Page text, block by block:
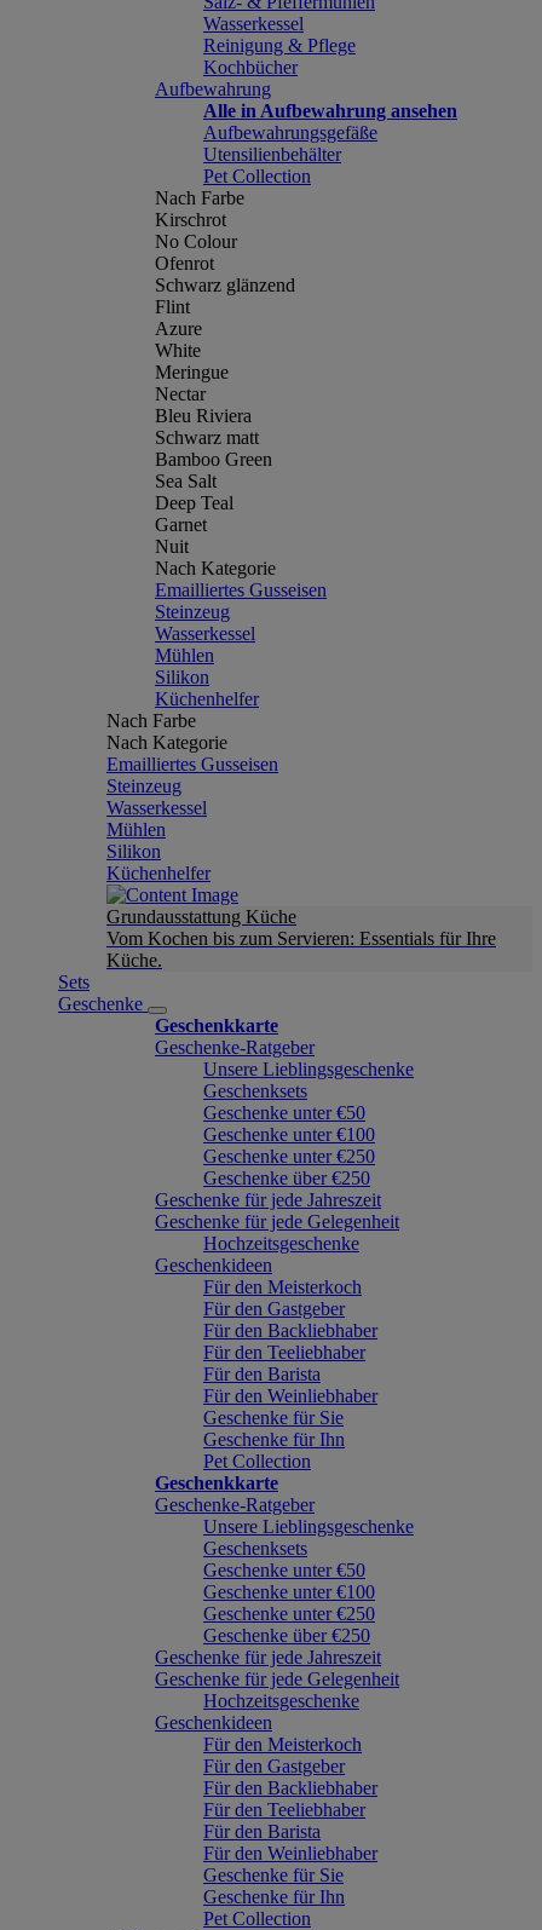
Wasserkessel
Reinigung & Pflege
Kochbücher
Aufbewahrung
Alle in Aufbewahrung ansehen
Aufbewahrungsgefäße
Utensilienbehälter
Pet Collection
Nach Farbe
Kirschrot
No Colour
Ofenrot
Schwarz glänzend
Flint
Azure
White
Meringue
Nectar
Bleu Riviera
Schwarz matt
Bamboo Green
Sea Salt
Deep Teal
Garnet
Nuit
Nach Kategorie
Emailliertes Gusseisen
Steinzeug
Wasserkessel
Mühlen
Silikon
Küchenhelfer
Nach Farbe
Nach Kategorie
Emailliertes Gusseisen
Steinzeug
Wasserkessel
Mühlen
Silikon
Küchenhelfer
Grundausstattung Küche
Vom Kochen bis zum Servieren: Essentials für Ihre
Küche.
Sets
Geschenke
Geschenkkarte
Geschenke-Ratgeber
Unsere Lieblingsgeschenke
Geschenksets
Geschenke unter €50
Geschenke unter €100
Geschenke unter €250
Geschenke über €250
Geschenke für jede Jahreszeit
Geschenke für jede Gelegenheit
Hochzeitsgeschenke
Geschenkideen
Für den Meisterkoch
Für den Gastgeber
Für den Backliebhaber
Für den Teeliebhaber
Für den Barista
Für den Weinliebhaber
Geschenke für Sie
Geschenke für Ihn
Pet Collection
Geschenkkarte
Geschenke-Ratgeber
Unsere Lieblingsgeschenke
Geschenksets
Geschenke unter €50
Geschenke unter €100
Geschenke unter €250
Geschenke über €250
Geschenke für jede Jahreszeit
Geschenke für jede Gelegenheit
Hochzeitsgeschenke
Geschenkideen
Für den Meisterkoch
Für den Gastgeber
Für den Backliebhaber
Für den Teeliebhaber
Für den Barista
Für den Weinliebhaber
Geschenke für Sie
Geschenke für Ihn
Pet Collection